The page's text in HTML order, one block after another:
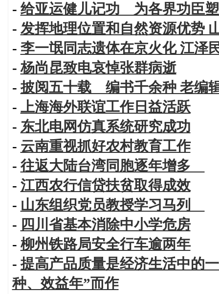
- 给亚运健儿记功 为各界功臣
- 发挥地理位置和自然资源优势
- 李一氓同志遗体在京火化 江泽
-杨尚昆致电哀悼张群病逝
-披阅五十载 编书千余种 老编
- 上海海外联谊工作日益活跃
- 东北电网仿真系统研究成功
- 云南重视抓好农村教育工作
-往返大陆台湾同胞逐年增多
- 江西农行信贷扶贫取得成效
- 山东组织党员教授学习马列
- 四川省基本消除中小学危房
- 柳州铁路局安全行车逾两年
-提高产品质量是经济生活中的
种、效益年”而作